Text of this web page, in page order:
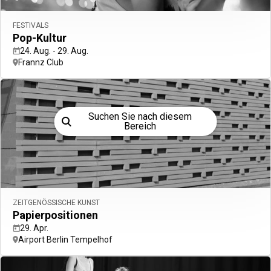
Einzigartige Erlebnisse in Berlin
Use left and right arrow keys to move between
FESTIVALS
Pop-Kultur
24. Aug. - 29. Aug.
Frannz Club
ZEITGENÖSSISCHE KUNST
Papierpositionen
29. Apr.
Airport Berlin Tempelhof
Suchen Sie nach diesem
Bereich
Gedenkstätte und
+
−